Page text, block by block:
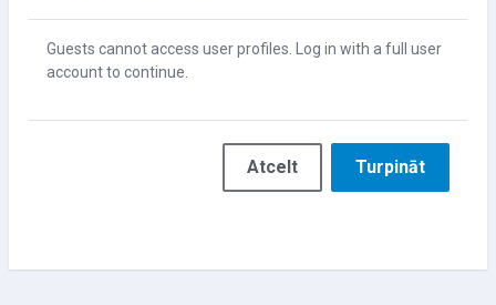
Guests cannot access user profiles. Log in with a full user
account to continue.
Atcelt Turpināt